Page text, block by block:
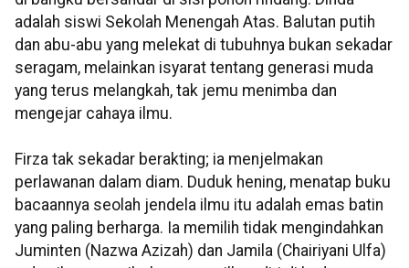
adalah siswi Sekolah Menengah Atas. Balutan putih
dan abu-abu yang melekat di tubuhnya bukan sekadar
seragam, melainkan isyarat tentang generasi muda
yang terus melangkah, tak jemu menimba dan
mengejar cahaya ilmu.
Firza tak sekadar berakting; ia menjelmakan
perlawanan dalam diam. Duduk hening, menatap buku
bacaannya seolah jendela ilmu itu adalah emas batin
yang paling berharga. Ia memilih tidak mengindahkan
Juminten (Nazwa Azizah) dan Jamila (Chairiyani Ulfa)